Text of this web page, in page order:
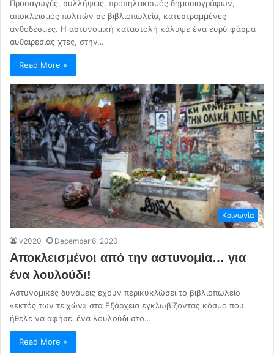
Προσαγωγές, συλλήψεις, προπηλακισμός δημοσιογράφων,
αποκλεισμός πολιτών σε βιβλιοπωλεία, κατεστραμμένες
ανθοδέσμες. Η αστυνομική καταστολή κάλυψε ένα ευρύ φάσμα
αυθαιρεσίας χτες, στην…
Read More »
Κοινωνία
v2020 December 6, 2020
Αποκλεισμένοι από την αστυνομία… για
ένα λουλούδι!
Αστυνομικές δυνάμεις έχουν περικυκλώσει το βιβλιοπωλείο
«εκτός των τειχών» στα Εξάρχεια εγκλωβίζοντας κόσμο που
ήθελε να αφήσει ένα λουλούδι στο…
Read More »